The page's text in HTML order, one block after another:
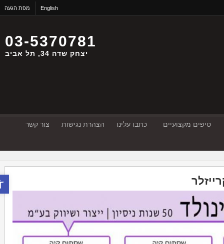
English מפת הגעה
03-5370781
יצחק שדה 34, תל אביב
טיפים מקצועיים כתבו עלינו הצהרת נגישות צור קשר